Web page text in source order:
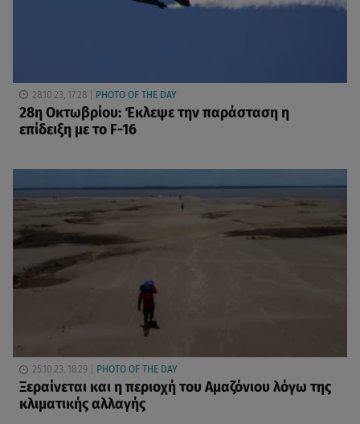
28.10.23, 17:28 PHOTO OF THE DAY
28η Οκτωβρίου: Έκλεψε την παράσταση η
επίδειξη με το F-16
25.10.23, 18:29 PHOTO OF THE DAY
Ξεραίνεται και η περιοχή του Αμαζόνιου λόγω της
κλιματικής αλλαγής